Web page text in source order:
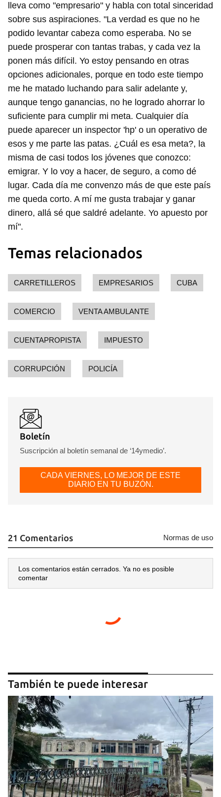
lleva como "empresario" y habla con total sinceridad
sobre sus aspiraciones. "La verdad es que no he
podido levantar cabeza como esperaba. No se
puede prosperar con tantas trabas, y cada vez la
ponen más difícil. Yo estoy pensando en otras
opciones adicionales, porque en todo este tiempo
me he matado luchando para salir adelante y,
aunque tengo ganancias, no he logrado ahorrar lo
suficiente para cumplir mi meta. Cualquier día
puede aparecer un inspector 'hp' o un operativo de
esos y me parte las patas. ¿Cuál es esa meta?, la
misma de casi todos los jóvenes que conozco:
emigrar. Y lo voy a hacer, de seguro, a como dé
lugar. Cada día me convenzo más de que este país
me queda corto. A mí me gusta trabajar y ganar
dinero, allá sé que saldré adelante. Yo apuesto por
mí".
Temas relacionados
CARRETILLEROS EMPRESARIOS CUBA
COMERCIO VENTA AMBULANTE
CUENTAPROPISTA IMPUESTO
CORRUPCIÓN POLICÍA
Boletín
Suscripción al boletín semanal de ‘14ymedio’.
CADA VIERNES, LO MEJOR DE ESTE
DIARIO EN TU BUZÓN.
21 Comentarios Normas de uso
Los comentarios están cerrados. Ya no es posible
comentar
También te puede interesar